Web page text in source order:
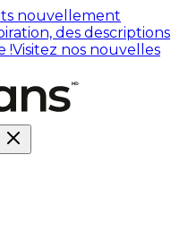
nouvellement
des descriptions
!Visitez nos nouvelles